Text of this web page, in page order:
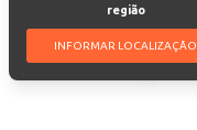
região
INFORMAR LOCALIZAÇÃO